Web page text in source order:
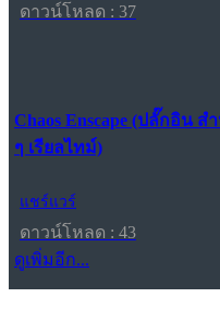
ดาวน์โหลด : 37
Chaos Enscape (ปลั๊กอิน
ๆ เรียลไทม์)
แชร์แวร์
ดาวน์โหลด : 43
ดูเพิ่มอีก...